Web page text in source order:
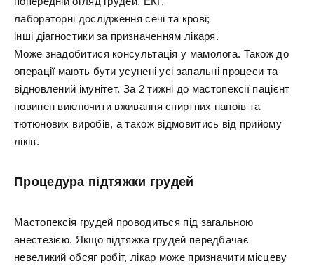
лабораторні дослідження сечі та крові;
інші діагностики за призначенням лікаря.
Може знадобитися консультація у мамолога. Також до
операції мають бути усунені усі запальні процеси та
відновлений імунітет. За 2 тижні до мастопексії пацієнт
повинен виключити вживання спиртних напоїв та
тютюнових виробів, а також відмовитись від прийому
ліків.
Процедура підтяжки грудей
Мастопексія грудей проводиться під загальною
анестезією. Якщо підтяжка грудей передбачає
невеликий обсяг робіт, лікар може призначити місцеву